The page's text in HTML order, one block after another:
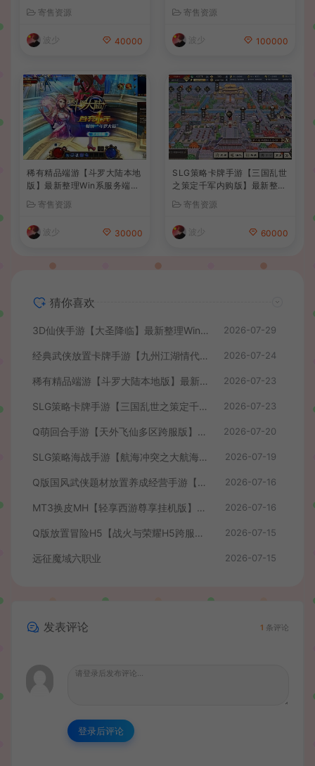
DK授权后台+详细搭建教程
+前后端全套源码
寄售资源
波少 40000
理单机一键即玩镜像端+Linu
x手工服务端+安卓苹果双端+
CDK授权后台+详细搭建教程
寄售资源
波少 100000
稀有精品端游【斗罗大陆本地
版】最新整理Win系服务端+P
C客户端+网页注册+CDK授
权后台+管理后台+详细搭建
教程
寄售资源
波少 30000
SLG策略卡牌手游【三国乱世
之策定千军内购版】最新整理
单机一键即玩镜像端+Linux
手工服务端+安卓+CDK授权
后台+详细搭建教程+前后端
全套源码
寄售资源
波少 60000
猜你喜欢
3D仙侠手游【大圣降临】最新整理Win系服务端+安卓+CDK授权后台+详细搭建教程+前后端全套源码 2026-07-29
经典武侠放置卡牌手游【九州江湖情代金券内购版】最新整理单机一键即玩镜像端+Linux手工服务端+安卓苹果双端+CDK授权后台+详细搭建教程 2026-07-24
稀有精品端游【斗罗大陆本地版】最新整理Win系服务端+PC客户端+网页注册+CDK授权后台+管理后台+详细搭建教程 2026-07-23
SLG策略卡牌手游【三国乱世之策定千军内购版】最新整理单机一键即玩镜像端+Linux手工服务端+安卓+CDK授权后台+详细搭建教程+前后端全套源码 2026-07-23
Q萌回合手游【天外飞仙多区跨服版】最新整理单机一键即玩镜像端+Linux手工服务端+安卓+CDK授权后台+详细搭建教程 2026-07-20
SLG策略海战手游【航海冲突之大航海大战】最新整理Win系半手工服务端+安卓+CDK授权后台+详细搭建教程+前后端全套修复源码 2026-07-19
Q版国风武侠题材放置养成经营手游【我要当掌门】最新整理单机一键即玩镜像端+Linux手工服务端+安卓苹果H5三端+CDK授权后台+全套源码+详细搭建教程 2026-07-16
MT3换皮MH【轻享西游尊享挂机版】最新整理单机一键即玩镜像端+Linux手工服务端+安卓苹果双端+GM后台+全套源码+详细搭建教程 2026-07-16
Q版放置冒险H5【战火与荣耀H5跨服版】最新整理单机一键即玩镜像端+Linux手工服务端+简易安卓+CDK授权后台+详细搭建教程 2026-07-15
远征魔域六职业 2026-07-15
发表评论 1 条评论
登录后评论